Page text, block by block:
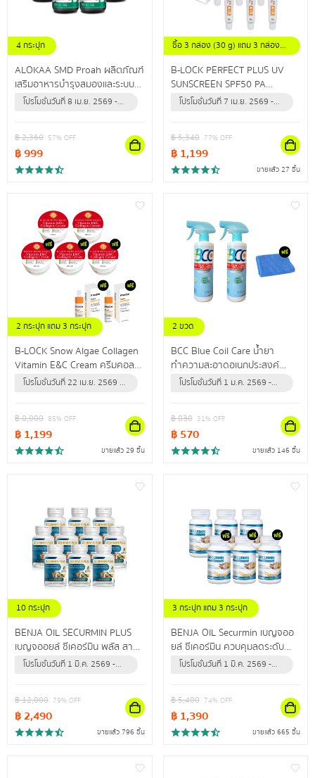
4 กระปุก
ALOKAA SMD Proah ผลิตภัณฑ์
เสริมอาหารบำรุงสมองและระบบ
ประสาท
โปรโมชั่นวันที่ 8 เม.ย. 2569 -
฿2,360 57% OFF
฿999
ซื้อ 3 กล่อง (30 g) แถม 3 กล่อง
(30 g)
B-LOCK PERFECT PLUS UV
SUNSCREEN SPF50 PA
+++ผลิตภัณฑ์ป้องกันแสงแดด
โปรโมชั่นวันที่ 7 เม.ย. 2569 -
฿5,340 77% OFF
฿1,199
ขายแล้ว 27 ชิ้น
2 กระปุก แถม 3 กระปุก
แถม เซรั่มวิตซี 2 ขวด
B-LOCK Snow Algae Collagen
Vitamin E&C Cream ครีมคอล
ลาเจนเข้มข้น เผยผิวกระชับเต่งตึง
โปรโมชั่นวันที่ 22 เม.ย. 2569 -
฿8,000 85% OFF
฿1,199
ขายแล้ว 29 ชิ้น
2 ขวด
แถม ผ้าไมโครไฟเบอร์ 1 ผืน
BCC Blue Coil Care น้ำยา
ทำความสะอาดอเนกประสงค์
สำหรับล้างแอร์ ใช้ทำความสะอาด
โปรโมชั่นวันที่ 1 ม.ค. 2569 -
฿830 31% OFF
฿570
ขายแล้ว 146 ชิ้น
10 กระปุก
BENJA OIL SECURMIN PLUS
เบญจออยล์ ซีเคอร์มิน พลัส สาร
สกัดจากธรรมชาติสูงสุด 12 ชนิด
โปรโมชั่นวันที่ 1 มี.ค. 2569 -
฿12,000 79% OFF
฿2,490
ขายแล้ว 796 ชิ้น
3 กระปุก แถม 3 กระปุก
BENJA OIL Securmin เบญจออ
ยล์ ซีเคอร์มิน ควบคุมลดระดับ
คอเลสเตอรอล ป้องกันข้อเข่าเสื่อม
โปรโมชั่นวันที่ 1 มี.ค. 2569 -
฿5,400 74% OFF
฿1,390
ขายแล้ว 665 ชิ้น